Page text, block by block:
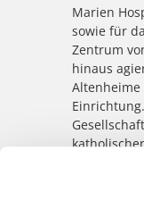
Marien
sowie für
Zentrum
hinaus
arbeiten